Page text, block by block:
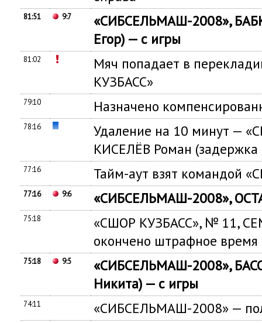
81:51 9:7
«СИБСЕЛЬМАШ-2008»,
Егор) — с игры
81:02
Мяч попадает в
КУЗБАСС»
79:10 Назначено
78:16
Удаление на 10 минут —
КИСЕЛЁВ Роман (задержка
77:16 Тайм-аут взят командой
77:16 9:6 «СИБСЕЛЬМАШ-2008»,
75:18
«СШОР КУЗБАСС», № 11,
окончено штрафное время
75:18 9:5
«СИБСЕЛЬМАШ-2008»,
Никита) — с игры
74:11 «СИБСЕЛЬМАШ-2008» —